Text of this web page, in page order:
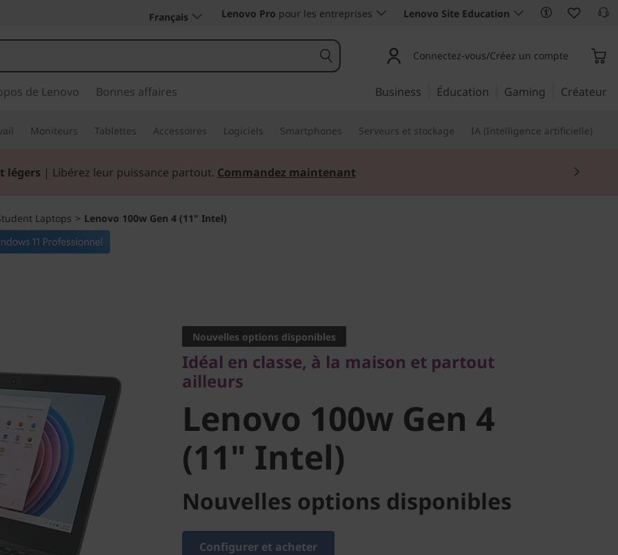
Français Lenovo Pro pour les entreprises Lenovo Site Education
Connectez-vous/Créez un compte
de Lenovo Bonnes affaires Business Éducation Gaming Créateur
Moniteurs Tablettes Accessoires Logiciels Smartphones Serveurs et stockage IA (Intelligence artificielle)
légers | Libérez leur puissance partout. Commandez maintenant
Laptops > Lenovo 100w Gen 4 (11" Intel)
ailleurs
Lenovo 100w Gen 4
(11" Intel)
Nouvelles options disponibles
Idéal en classe, à la maison et partout
ailleurs
Lenovo 100w Gen 4
(11" Intel)
Nouvelles options disponibles
Configurer et acheter